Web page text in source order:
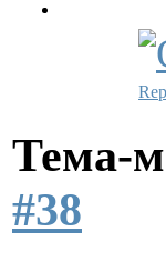
Тема-
#38